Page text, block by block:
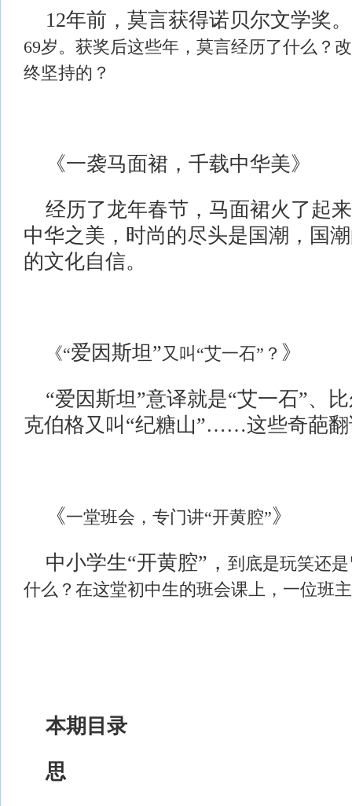
12年前， 莫言获得诺贝尔文学奖。
69岁。获奖后这些年，莫言经历了什么？
终坚持的？
《一袭马面裙，千载中华美》
经历了龙年春节， 马面裙火了起来
中华之美， 时尚的尽头是国潮，国
的文化自信。
《“爱因斯坦”又叫 “艾一石”？ 》
“爱因斯坦”意译就是“艾一石”、
克伯格又叫“纪糖山”……这些奇葩
《一堂班会，专门讲“开黄腔”》
中小学生“开黄腔”， 到底是玩笑还
什么？在这堂初中生的班会课上，一位班
本期目录
思